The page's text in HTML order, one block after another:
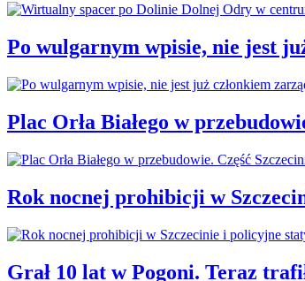
Po wulgarnym wpisie, nie jest
Plac Orła Białego w
Rok nocnej prohibicji w
Grał 10 lat w Pogoni. Teraz